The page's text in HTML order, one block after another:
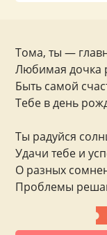
Тома, ты —
Любимая дочка
Быть самой
Тебе в день
Ты радуйся
Удачи тебе и
О разных
Проблемы